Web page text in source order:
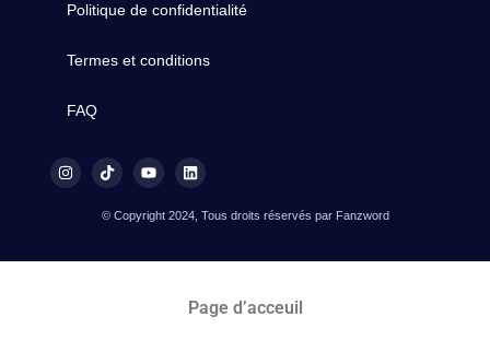
Politique de confidentialité
Termes et conditions
FAQ
© Copyright 2024, Tous droits réservés par Fanzword
Page d’acceuil